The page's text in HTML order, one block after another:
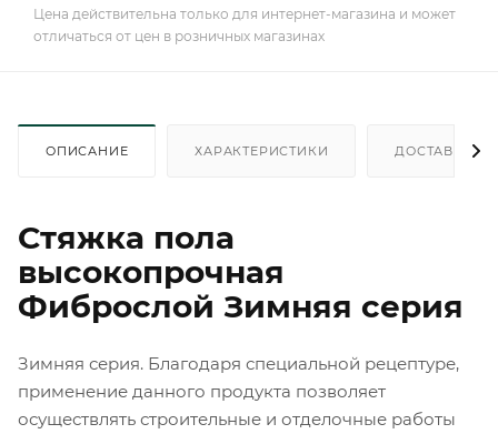
Цена действительна только для интернет-магазина и может
отличаться от цен в розничных магазинах
ОПИСАНИЕ ХАРАКТЕРИСТИКИ ДОСТАВКА
Стяжка пола
высокопрочная
Фиброслой Зимняя серия
Зимняя серия. Благодаря специальной рецептуре,
применение данного продукта позволяет
осуществлять строительные и отделочные работы